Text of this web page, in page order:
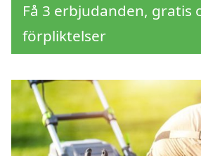
Få 3 erbjudanden, gratis
förpliktelser